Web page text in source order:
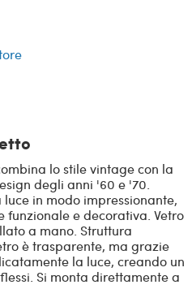
lo stile vintage con la
degli anni '60 e '70.
in modo impressionante,
e decorativa. Vetro
a mano. Struttura
è trasparente, ma grazie
la luce, creando un
Si monta direttamente a